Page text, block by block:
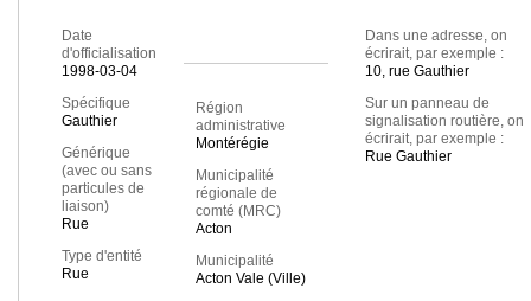
Date
d'officialisation
1998-03-04
Spécifique
Gauthier
Générique
(avec ou sans
particules de
liaison)
Rue
Type d'entité
Rue
Région
administrative
Montérégie
Municipalité
régionale de
comté (MRC)
Acton
Municipalité
Acton Vale (Ville)
Dans une adresse, on
écrirait, par exemple :
10, rue Gauthier
Sur un panneau de
signalisation routière, on
écrirait, par exemple :
Rue Gauthier